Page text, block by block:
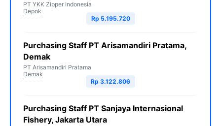
PT YKK Zipper Indonesia
Depok
Rp 5.195.720
Purchasing Staff PT Arisamandiri Pratama,
Demak
PT Arisamandiri Pratama
Demak
Rp 3.122.806
Purchasing Staff PT Sanjaya Internasional
Fishery, Jakarta Utara